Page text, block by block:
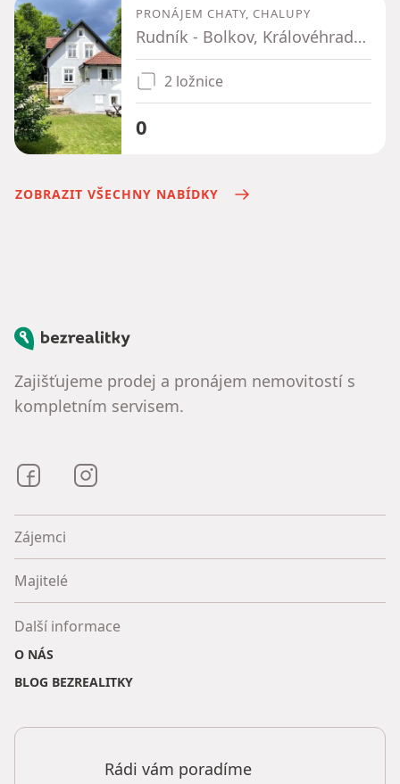
PRONÁJEM CHATY, CHALUPY
Rudník - Bolkov, Královéhradecký kraj
2 ložnice
0
ZOBRAZIT VŠECHNY NABÍDKY
Bezrealitky
Zajišťujeme prodej a pronájem nemovitostí s
kompletním servisem.
Bezrealitky na Facebooku
Zájemci
Majitelé
Další informace
O NÁS
BLOG BEZREALITKY
Rádi vám poradíme